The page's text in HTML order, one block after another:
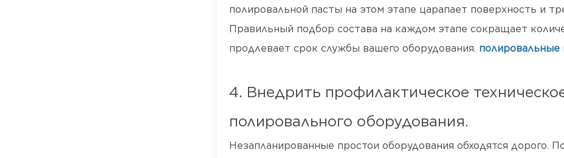
полировальной пасты на этом этапе царапает поверхность и
Правильный подбор состава на каждом этапе сокращает
продлевает срок службы вашего оборудования. полировальные
4. Внедрить профилактическое
полировального оборудования.
Незапланированные простои оборудования обходятся дорого.